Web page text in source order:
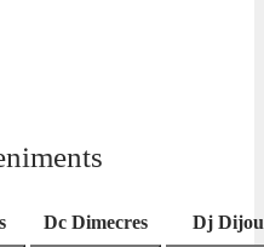
Dc Dimecres Dj